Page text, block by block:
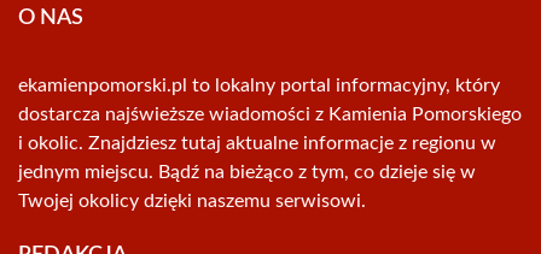
O NAS
ekamienpomorski.pl to lokalny portal informacyjny, który
dostarcza najświeższe wiadomości z Kamienia Pomorskiego
i okolic. Znajdziesz tutaj aktualne informacje z regionu w
jednym miejscu. Bądź na bieżąco z tym, co dzieje się w
Twojej okolicy dzięki naszemu serwisowi.